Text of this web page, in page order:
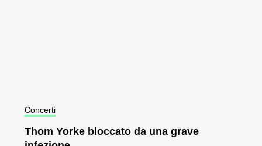
Concerti
Thom Yorke bloccato da una grave